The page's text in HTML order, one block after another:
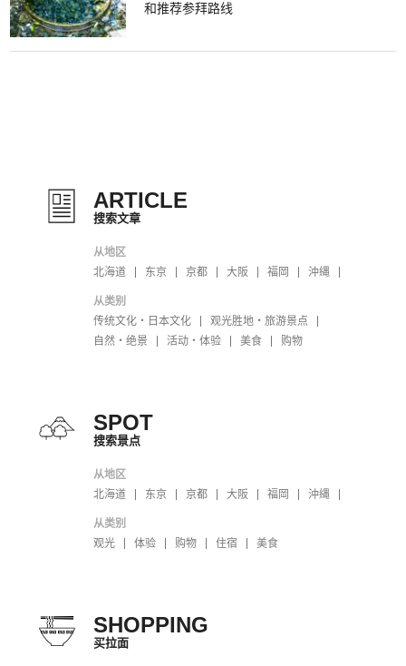
和推荐参拜路线
ARTICLE
搜索文章
从地区
北海道
东京 京都 大阪 福岡 沖縄
从类别
传统文化・日本文化
观光胜地・旅游景点
自然・绝景
活动・体验 美食 购物
SPOT
搜索景点
从地区
北海道
东京 京都 大阪 福岡 沖縄
从类别
观光
体验 购物 住宿 美食
SHOPPING
买拉面